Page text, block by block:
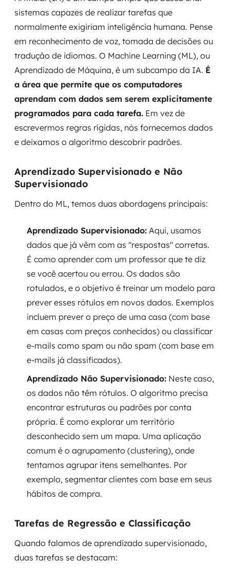
sistemas capazes de realizar tarefas que
normalmente exigiriam inteligência humana. Pense
em reconhecimento de voz, tomada de decisões ou
tradução de idiomas. O Machine Learning (ML), ou
Aprendizado de Máquina, é um subcampo da IA. É
a área que permite que os computadores
aprendam com dados sem serem explicitamente
programados para cada tarefa. Em vez de
escrevermos regras rígidas, nós fornecemos dados
e deixamos o algoritmo descobrir padrões.
Aprendizado Supervisionado e Não
Supervisionado
Dentro do ML, temos duas abordagens principais:
Aprendizado Supervisionado: Aqui, usamos
dados que já vêm com as "respostas" corretas.
É como aprender com um professor que te diz
se você acertou ou errou. Os dados são
rotulados, e o objetivo é treinar um modelo para
prever esses rótulos em novos dados. Exemplos
incluem prever o preço de uma casa (com base
em casas com preços conhecidos) ou classificar
e-mails como spam ou não spam (com base em
e-mails já classificados).
Aprendizado Não Supervisionado: Neste caso,
os dados não têm rótulos. O algoritmo precisa
encontrar estruturas ou padrões por conta
própria. É como explorar um território
desconhecido sem um mapa. Uma aplicação
comum é o agrupamento (clustering), onde
tentamos agrupar itens semelhantes. Por
exemplo, segmentar clientes com base em seus
hábitos de compra.
Tarefas de Regressão e Classificação
Quando falamos de aprendizado supervisionado,
duas tarefas se destacam: